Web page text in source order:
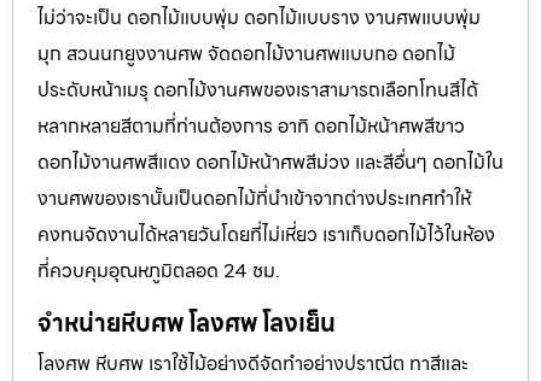
ไม่ว่าจะเป็น ดอกไม้แบบพุ่ม ดอกไม้แบบราง งานศพแบบพุ่ม
มุก สวนนกยูงงานศพ จัดดอกไม้งานศพแบบกอ ดอกไม้
ประดับหน้าเมรุ ดอกไม้งานศพของเราสามารถเลือกโทนสีได้
หลากหลายสีตามที่ท่านต้องการ อาทิ ดอกไม้หน้าศพสีขาว
ดอกไม้งานศพสีแดง ดอกไม้หน้าศพสีม่วง และสีอื่นๆ ดอกไม้ใน
งานศพของเรานั้นเป็นดอกไม้ที่นำเข้าจากต่างประเทศทำให้
คงทนจัดงานได้หลายวันโดยที่ไม่เหี่ยว เราเก็บดอกไม้ไว้ในห้อง
ที่ควบคุมอุณหภูมิตลอด 24 ชม.
จำหน่ายหีบศพ โลงศพ โลงเย็น
โลงศพ หีบศพ เราใช้ไม้อย่างดีจัดทำอย่างปราณีต ทาสีและ